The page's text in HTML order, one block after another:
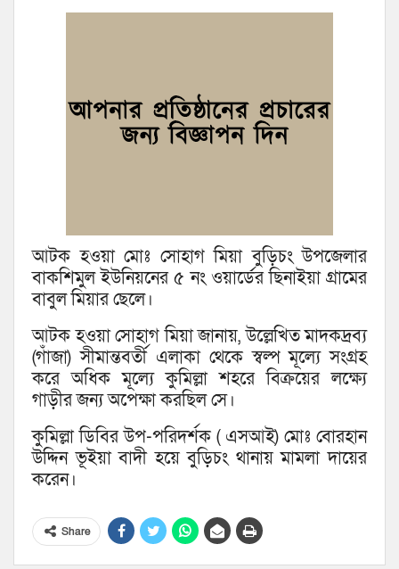
আটক হওয়া মোঃ সোহাগ মিয়া বুড়িচং উপজেলার
বাকশিমুল ইউনিয়নের ৫ নং ওয়ার্ডের ছিনাইয়া গ্রামের
বাবুল মিয়ার ছেলে।
আটক হওয়া সোহাগ মিয়া জানায়, উল্লেখিত মাদকদ্রব্য
(গাঁজা) সীমান্তবর্তী এলাকা থেকে স্বল্প মূল্যে সংগ্রহ
করে অধিক মূল্যে কুমিল্লা শহরে বিক্রয়ের লক্ষ্যে
গাড়ীর জন্য অপেক্ষা করছিল সে।
কুমিল্লা ডিবির উপ-পরিদর্শক ( এসআই) মোঃ বোরহান
উদ্দিন ভূইয়া বাদী হয়ে বুড়িচং থানায় মামলা দায়ের
করেন।
Share